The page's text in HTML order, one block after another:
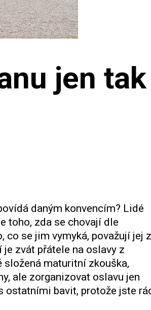
jen tak
daným konvencím? Lidé
toho, zda se chovají dle
co se jim vymyká, považují jej
zvát přátele na oslavy z
složená maturitní zkouška,
ale zorganizovat oslavu jen
ostatními bavit, protože jste